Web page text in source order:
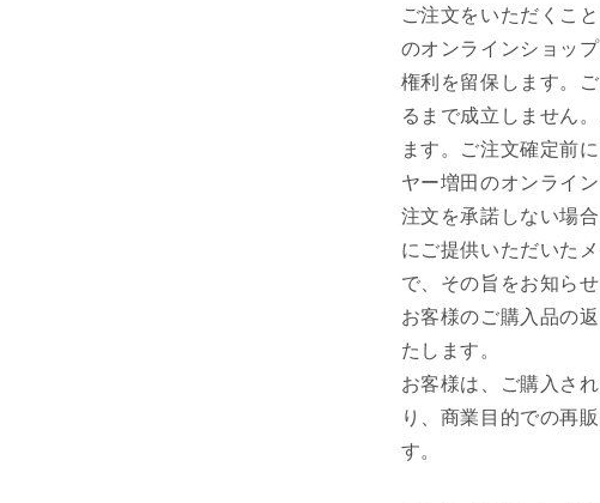
ご注文をいただくこ
のオンラインショッ
権利を留保します。
るまで成立しません
ます。ご注文確定前
ヤー増田のオンライ
注文を承諾しない場
にご提供いただいた
で、その旨をお知ら
お客様のご購入品の
たします。
お客様は、ご購入さ
り、商業目的での再
す。